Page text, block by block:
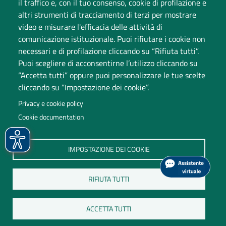
il traffico e, con il tuo consenso, cookie di profilazione e
altri strumenti di tracciamento di terzi per mostrare
video e misurare l'efficacia delle attività di
comunicazione istituzionale. Puoi rifiutare i cookie non
necessari e di profilazione cliccando su “Rifiuta tutti”.
Puoi scegliere di acconsentirne l’utilizzo cliccando su
“Accetta tutti” oppure puoi personalizzare le tue scelte
cliccando su “Impostazione dei cookie”.
Privacy e cookie policy
Cookie documentation
IMPOSTAZIONE DEI COOKIE
RIFIUTA TUTTI
ACCETTA TUTTI
Università degli Studi dell'Insubria
Sede legale: via Ravasi 2, 21100 Varese
Contact Center
P.IVA 02481820120
(C.F. 95039180120)
PEC: ateneo@pec.uninsubria.it (vedi le altre caselle )